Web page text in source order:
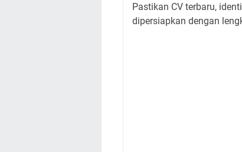
Pastikan CV terbaru,
dipersiapkan dengan